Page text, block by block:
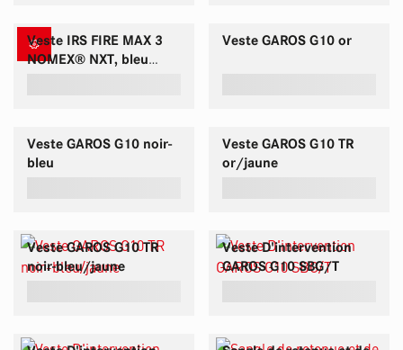
Veste IRS FIRE MAX 3
NOMEX® NXT, bleu
Veste GAROS G10 or
Veste GAROS G10 noir-
bleu
Veste GAROS G10 TR
or/jaune
Veste GAROS G10 TR
noir-bleu/jaune
Veste D'intervention
GAROS G10 SBG/T